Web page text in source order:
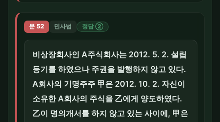
문 52 민사법 정답 ②
비상장회사인 A주식회사는 2012. 5. 2. 설립
등기를 하였으나 주권을 발행하지 않고 있다.
A회사의 기명주주 甲은 2012. 10. 2. 자신이
소유한 A회사의 주식을 乙에게 양도하였다.
乙이 명의개서를 하지 않고 있는 사이에, 甲은